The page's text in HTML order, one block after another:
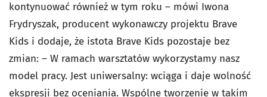
kontynuować również w tym roku – mówi Iwona
Frydryszak, producent wykonawczy projektu Brave
Kids i dodaje, że istota Brave Kids pozostaje bez
zmian: – W ramach warsztatów wykorzystamy nasz
model pracy. Jest uniwersalny: wciąga i daje wolność
ekspresji bez oceniania. Wspólne tworzenie w takim